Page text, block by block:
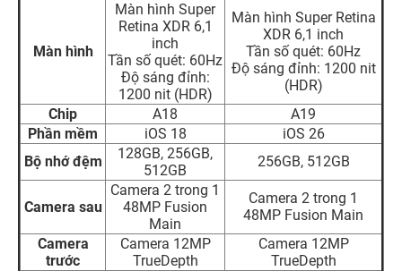
Màn hình
Màn hình Super
Retina XDR 6,1
inch
Tần số quét: 60Hz
Độ sáng đỉnh:
1200 nit (HDR)
Màn hình Super Retina
XDR 6,1 inch
Tần số quét: 60Hz
Độ sáng đỉnh: 1200 nit
(HDR)
Chip
A18
A19
Phần mềm
iOS 18
iOS 26
Bộ nhớ đệm
128GB, 256GB,
512GB
256GB, 512GB
Camera sau
Camera 2 trong 1
48MP Fusion
Main
Camera 2 trong 1
48MP Fusion Main
Camera
trước
Camera 12MP
TrueDepth
Camera 12MP
TrueDepth